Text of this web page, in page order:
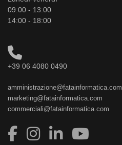
09:00 - 13:00
14:00 - 18:00
+39 06 4080 0490
amministrazione@fatainformatica.com
marketing@fatainformatica.com
commerciali@fatainformatica.com